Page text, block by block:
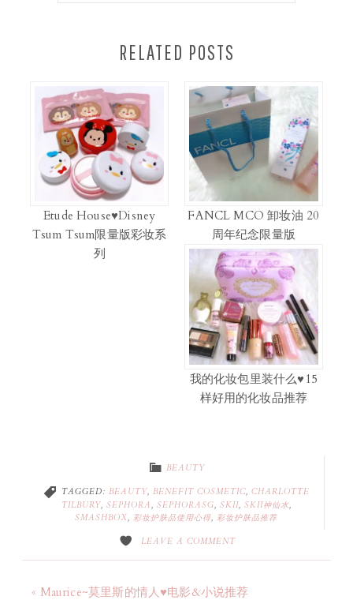
RELATED POSTS
Etude House♥Disney
Tsum Tsum限量版彩妆系
列
FANCL MCO 卸妆油 20
周年纪念限量版
我的化妆包里装什么♥15
样好用的化妆品推荐
BEAUTY
TAGGED: BEAUTY, BENEFIT COSMETIC, CHARLOTTE
TILBURY, SEPHORA, SEPHORASG, SKII, SKII神仙水,
SMASHBOX, 彩妆护肤品使用心得, 彩妆护肤品推荐
LEAVE A COMMENT
« Maurice~莫里斯的情人♥电影&小说推荐